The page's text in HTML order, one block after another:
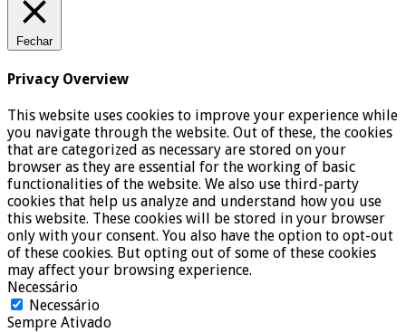
Fechar
Privacy Overview
This website uses cookies to improve your experience while
you navigate through the website. Out of these, the cookies
that are categorized as necessary are stored on your
browser as they are essential for the working of basic
functionalities of the website. We also use third-party
cookies that help us analyze and understand how you use
this website. These cookies will be stored in your browser
only with your consent. You also have the option to opt-out
of these cookies. But opting out of some of these cookies
may affect your browsing experience.
Necessário
Necessário
Sempre Ativado